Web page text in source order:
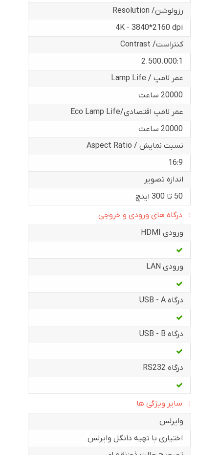
رزولوشن/ Resolution
4K - 3840*2160 dpi
کنتراست/ Contrast
2.500.000:1
عمر لامپ / Lamp Life
20000 ساعت
عمر لامپ اقتصادی/Eco Lamp Life
20000 ساعت
نسبت نمایش / Aspect Ratio
16:9
اندازه تصویر
50 تا 300 اینچ
درگاه های ورودی و خروجی
ورودی HDMI
ورودی LAN
درگاه USB - A
درگاه USB - B
درگاه RS232
سایر ویژگی ها
وایرلس
اختیاری با تهیه دانگل وایرلس